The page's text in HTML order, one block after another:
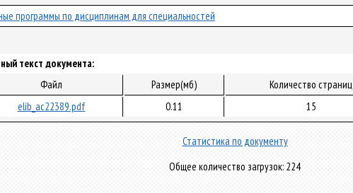
программы по дисциплинам для специальностей
текст документа:
Файл
Размер(мб) Количество страниц
elib_ac22389.pdf
0.11 15
Статистика по документу
Общее количество загрузок: 224